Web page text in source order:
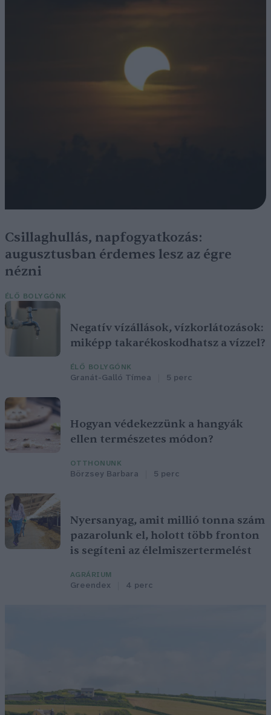
Csillaghullás, napfogyatkozás:
augusztusban érdemes lesz az égre
nézni
ÉLŐ BOLYGÓNK
Negatív vízállások, vízkorlátozások:
miképp takarékoskodhatsz a vízzel?
ÉLŐ BOLYGÓNK
Granát-Galló Tímea 5 perc
Hogyan védekezzünk a hangyák
ellen természetes módon?
OTTHONUNK
Börzsey Barbara 5 perc
Nyersanyag, amit millió tonna szám
pazarolunk el, holott több fronton
is segíteni az élelmiszertermelést
AGRÁRIUM
Greendex 4 perc